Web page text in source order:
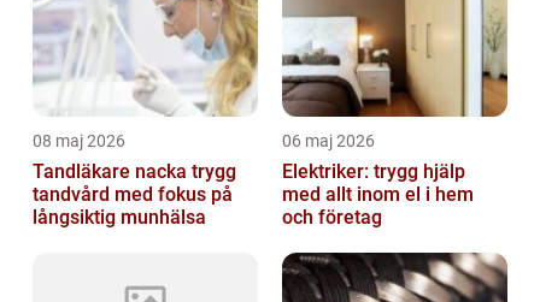
08 maj 2026
Tandläkare nacka trygg
tandvård med fokus på
långsiktig munhälsa
06 maj 2026
Elektriker: trygg hjälp
med allt inom el i hem
och företag